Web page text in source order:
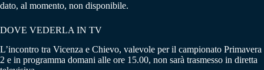
dato, al momento, non disponibile.
DOVE VEDERLA IN TV
L’incontro tra Vicenza e Chievo, valevole per il campionato Primavera
2 e in programma domani alle ore 15.00, non sarà trasmesso in diretta